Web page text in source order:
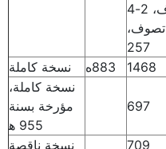
تصوف، 2-4
تصوف، 5 تصوف،
257
1468 883ه نسخة كاملة
697
نسخة كاملة،
مؤرخة بسنة
955 ه‍
709 نسخة ناقصة